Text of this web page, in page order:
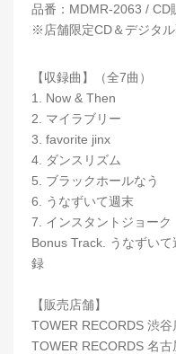
品番：MDMR-2063 / CD
※店舗限定CD＆デジタ
【収録曲】（全7曲）
1. Now & Then
2. マイラブリー
3. favorite jinx
4. ダンスリズム
5. ブラックホールなう
6. うなずいて週末
7. インスタントジョーク
Bonus Track. うなずい
録
【販売店舗】
TOWER RECORDS 渋谷
TOWER RECORDS 名